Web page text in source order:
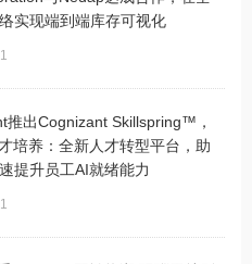
实现端到端库存可视化
推出Cognizant Skillspring™，
培养：全新人才转型平台，助
提升员工AI就绪能力